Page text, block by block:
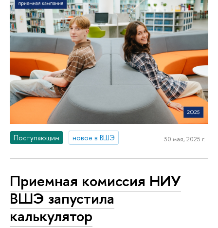
Поступающим новое в ВШЭ 30 мая, 2025 г.
Приемная комиссия НИУ
ВШЭ запустила
калькулятор